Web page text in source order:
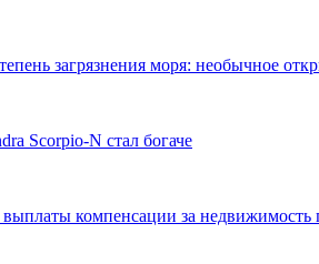
загрязнения моря: необычное
Scorpio-N стал богаче
компенсации за